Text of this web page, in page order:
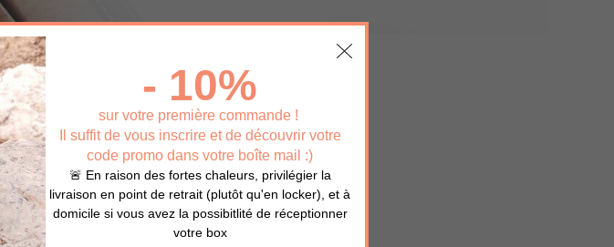
- 10%
sur votre première commande !
Il suffit de vous inscrire et de découvrir votre
code promo dans votre boîte mail :)
🚨 En raison des fortes chaleurs, privilégier la
livraison en point de retrait (plutôt qu'en locker), et à
domicile si vous avez la possibitlité de réceptionner
votre box
BOX PRÊTES À OFFRIR